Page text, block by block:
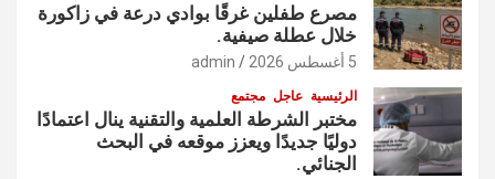
مصرع طفلين غرقًا بوادي درعة في زاكورة
خلال عطلة صيفية.
5 أغسطس 2026 admin
الرئيسية عاجل مجتمع
مختبر الشرطة العلمية والتقنية ينال اعتمادًا
دوليًا جديدًا ويعزز موقعه في البحث
الجنائي.